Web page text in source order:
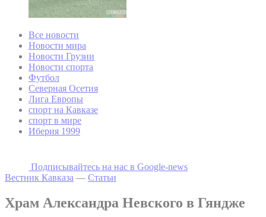
Все новости
Новости мира
Новости Грузии
Новости спорта
Футбол
Северная Осетия
Лига Европы
спорт на Кавказе
спорт в мире
Иберия 1999
Подписывайтесь на наc в Google-news
Вестник Кавказа — Статьи
Храм Александра Невского в Гяндже